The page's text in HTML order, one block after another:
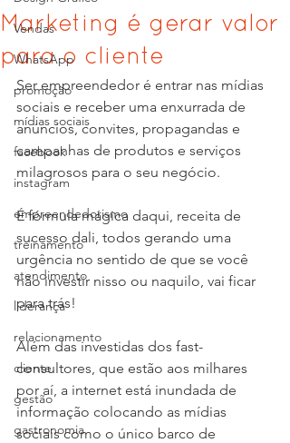
Vendas
WhatsApp
promoção
mídias sociais
facebook
instagram
empreendedorismo
treinamento
atendimento
liderança
relacionamento
cliente
gestão
gastronomia
Marketing é gerar valor
para o cliente
Ser empreendedor é entrar nas mídias
sociais e receber uma enxurrada de
anúncios, convites, propagandas e
campanhas de produtos e serviços
milagrosos para o seu negócio.
É fórmula mágica daqui, receita de
sucesso dali, todos gerando uma
urgência no sentido de que se você
não investir nisso ou naquilo, vai ficar
para trás!
Além das investidas dos fast-
consultores, que estão aos milhares
por aí, a internet está inundada de
informação colocando as mídias
sociais como o único barco de